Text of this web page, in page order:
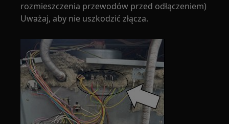
rozmieszczenia przewodów przed odłączeniem)
Uważaj, aby nie uszkodzić złącza.